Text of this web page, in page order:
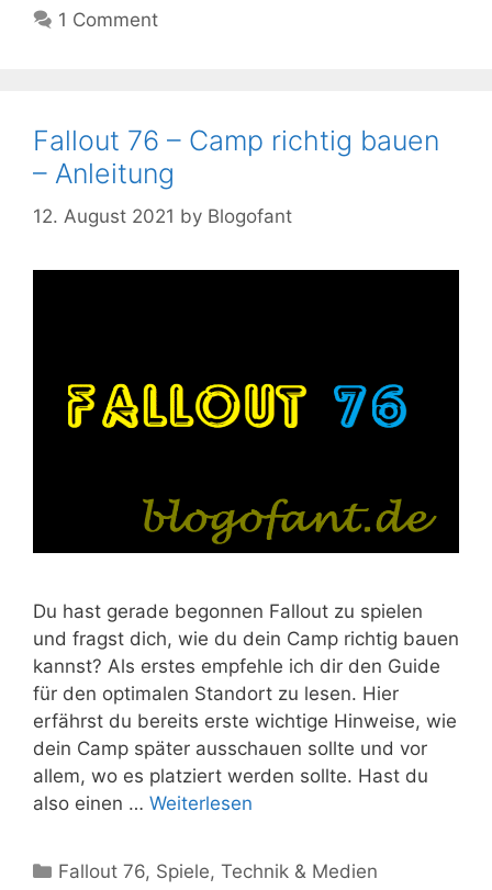
1 Comment
Fallout 76 – Camp richtig bauen
– Anleitung
12. August 2021 by Blogofant
Du hast gerade begonnen Fallout zu spielen
und fragst dich, wie du dein Camp richtig bauen
kannst? Als erstes empfehle ich dir den Guide
für den optimalen Standort zu lesen. Hier
erfährst du bereits erste wichtige Hinweise, wie
dein Camp später ausschauen sollte und vor
allem, wo es platziert werden sollte. Hast du
also einen … Weiterlesen
Kategorien
Fallout 76, Spiele,Technik & Medien